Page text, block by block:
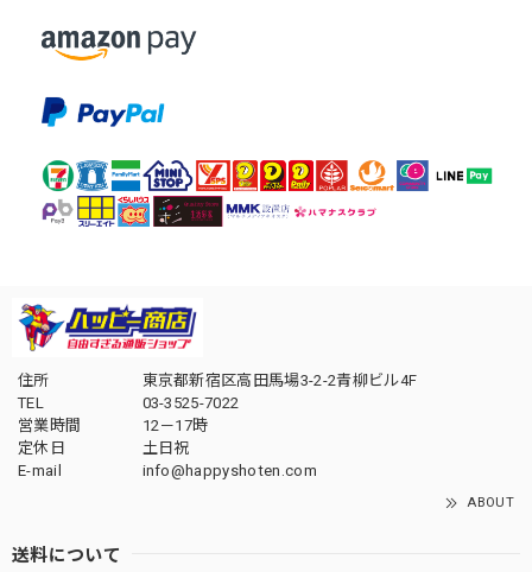
住所
東京都新宿区高田馬場3-2-2青柳ビル4F
TEL
03-3525-7022
営業時間
12－17時
定休日
土日祝
E-mail
info@happyshoten.com
ABOUT
送料について